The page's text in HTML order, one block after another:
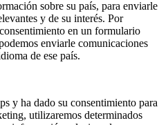
sobre su país, para enviarle
y de su interés. Por
en un formulario
enviarle comunicaciones
de ese país.
y ha dado su consentimiento para
utilizaremos determinados